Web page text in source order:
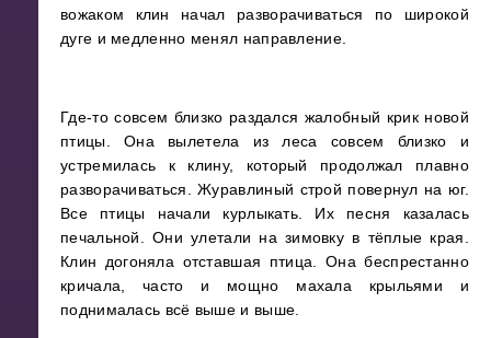
вожаком клин начал разворачиваться по широкой
дуге и медленно менял направление.
Где-то совсем близко раздался жалобный крик новой
птицы. Она вылетела из леса совсем близко и
устремилась к клину, который продолжал плавно
разворачиваться. Журавлиный строй повернул на юг.
Все птицы начали курлыкать. Их песня казалась
печальной. Они улетали на зимовку в тёплые края.
Клин догоняла отставшая птица. Она беспрестанно
кричала, часто и мощно махала крыльями и
поднималась всё выше и выше.